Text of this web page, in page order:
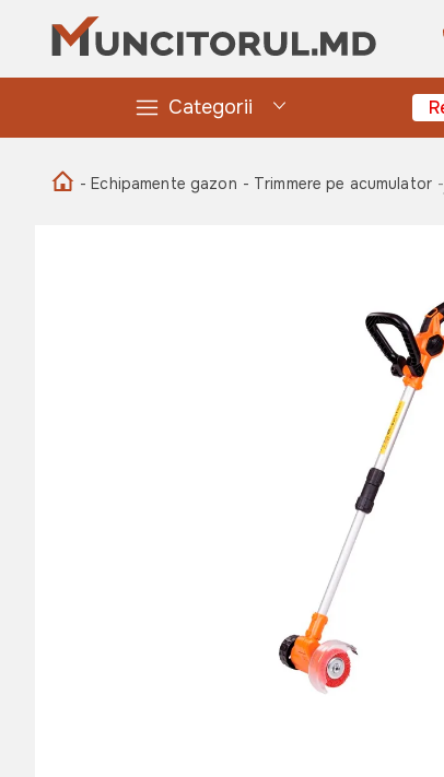
Categorii
- Echipamente gazon - Trimmere pe acumulator